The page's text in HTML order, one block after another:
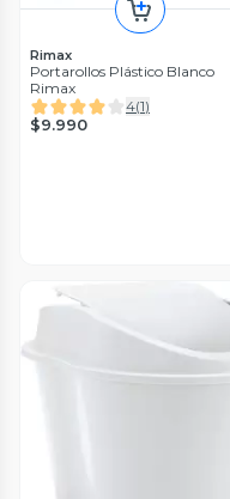
Rimax
Portarollos Plástico Blanco
Rimax
4(1)
$9.990